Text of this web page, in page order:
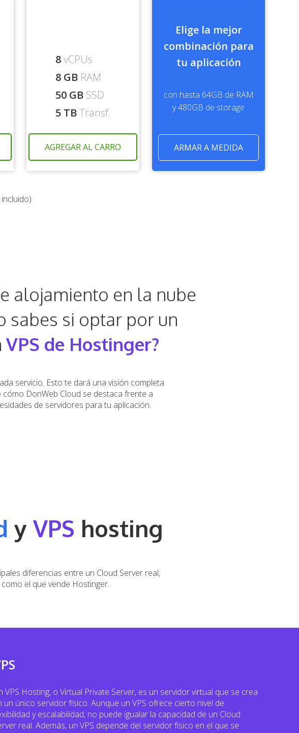
8vCPUs
8 GBRAM
50 GBSSD
5 TBTransf.
AGREGAR AL CARRO
Elige la mejor
combinación para
tu aplicación
con hasta 64GB de RAM
y480GB de storage
ARMAR A MEDIDA
incluido)
alojamiento en la nube
sabes si optar por un
VPS de Hostinger?
servicio. Esto te dará una visión completa
DonWeb Cloud se destaca frente a
de servidores para tu aplicación.
y VPS hosting
diferencias entre un Cloud Server real,
como el que vende Hostinger.
VPS Hosting, o Virtual Private Server, es un servidor virtual que se crea
un único servidor físico. Aunque un VPS ofrece cierto nivel de
y escalabilidad, no puede igualar la capacidad de un Cloud
real. Además, un VPS depende del servidor físico en el que se